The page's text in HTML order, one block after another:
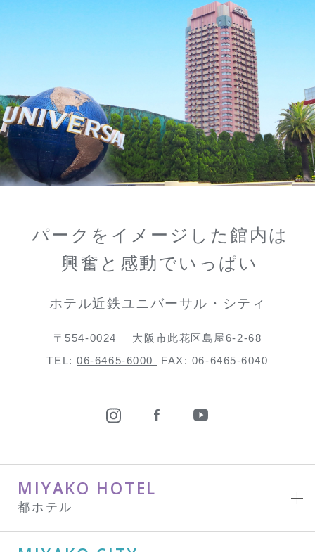
パークをイメージした館内は
興奮と感動でいっぱい
ホテル近鉄ユニバーサル・シティ
〒554-0024
大阪市此花区島屋6-2-68
TEL:06-6465-6000 FAX: 06-6465-6040
MIYAKO HOTEL
都ホテル